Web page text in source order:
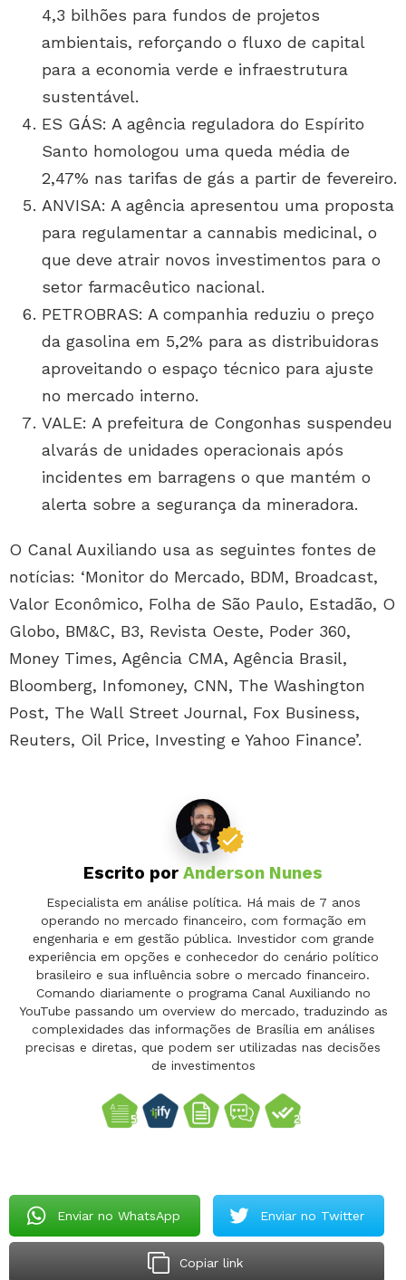
4,3 bilhões para fundos de projetos
ambientais, reforçando o fluxo de capital
para a economia verde e infraestrutura
sustentável.
ES GÁS: A agência reguladora do Espírito
Santo homologou uma queda média de
2,47% nas tarifas de gás a partir de fevereiro.
ANVISA: A agência apresentou uma proposta
para regulamentar a cannabis medicinal, o
que deve atrair novos investimentos para o
setor farmacêutico nacional.
PETROBRAS: A companhia reduziu o preço
da gasolina em 5,2% para as distribuidoras
aproveitando o espaço técnico para ajuste
no mercado interno.
VALE: A prefeitura de Congonhas suspendeu
alvarás de unidades operacionais após
incidentes em barragens o que mantém o
alerta sobre a segurança da mineradora.
O Canal Auxiliando usa as seguintes fontes de
notícias: ‘Monitor do Mercado, BDM, Broadcast,
Valor Econômico, Folha de São Paulo, Estadão, O
Globo, BM&C, B3, Revista Oeste, Poder 360,
Money Times, Agência CMA, Agência Brasil,
Bloomberg, Infomoney, CNN, The Washington
Post, The Wall Street Journal, Fox Business,
Reuters, Oil Price, Investing e Yahoo Finance’.
Escrito por Anderson Nunes
Especialista em análise política. Há mais de 7 anos
operando no mercado financeiro, com formação em
engenharia e em gestão pública. Investidor com grande
experiência em opções e conhecedor do cenário político
brasileiro e sua influência sobre o mercado financeiro.
Comando diariamente o programa Canal Auxiliando no
YouTube passando um overview do mercado, traduzindo as
complexidades das informações de Brasília em análises
precisas e diretas, que podem ser utilizadas nas decisões
de investimentos
Enviar no WhatsApp Enviar no Twitter
Copiar link